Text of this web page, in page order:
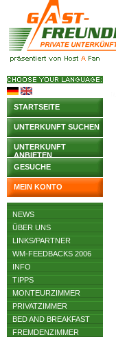
STARTSEITE
UNTERKUNFT SUCHEN
UNTERKUNFT
ANBIETEN
GESUCHE
MEIN KONTO
NEWS
ÜBER UNS
LINKS/PARTNER
WM-FEEDBACKS 2006
INFO
TIPPS
MONTEURZIMMER
PRIVATZIMMER
BED AND BREAKFAST
FREMDENZIMMER